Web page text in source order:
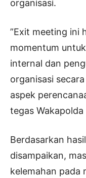
organisasi.
​”Exit meeting ini
momentum
internal dan
organisasi
aspek
tegas Wakapolda
Berdasarkan
disampaikan,
kelemahan pada